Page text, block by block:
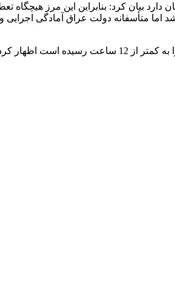
بیان کرد: بنابراین این مرز هیچگاه
اما متأسفانه دولت عراق آمادگی اجرایی و